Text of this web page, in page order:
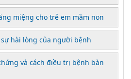
miệng cho trẻ em mầm non
hài lòng của người bệnh
và cách điều trị bệnh bàn